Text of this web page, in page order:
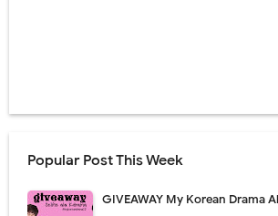
Popular Post This Week
GIVEAWAY My Korean Drama